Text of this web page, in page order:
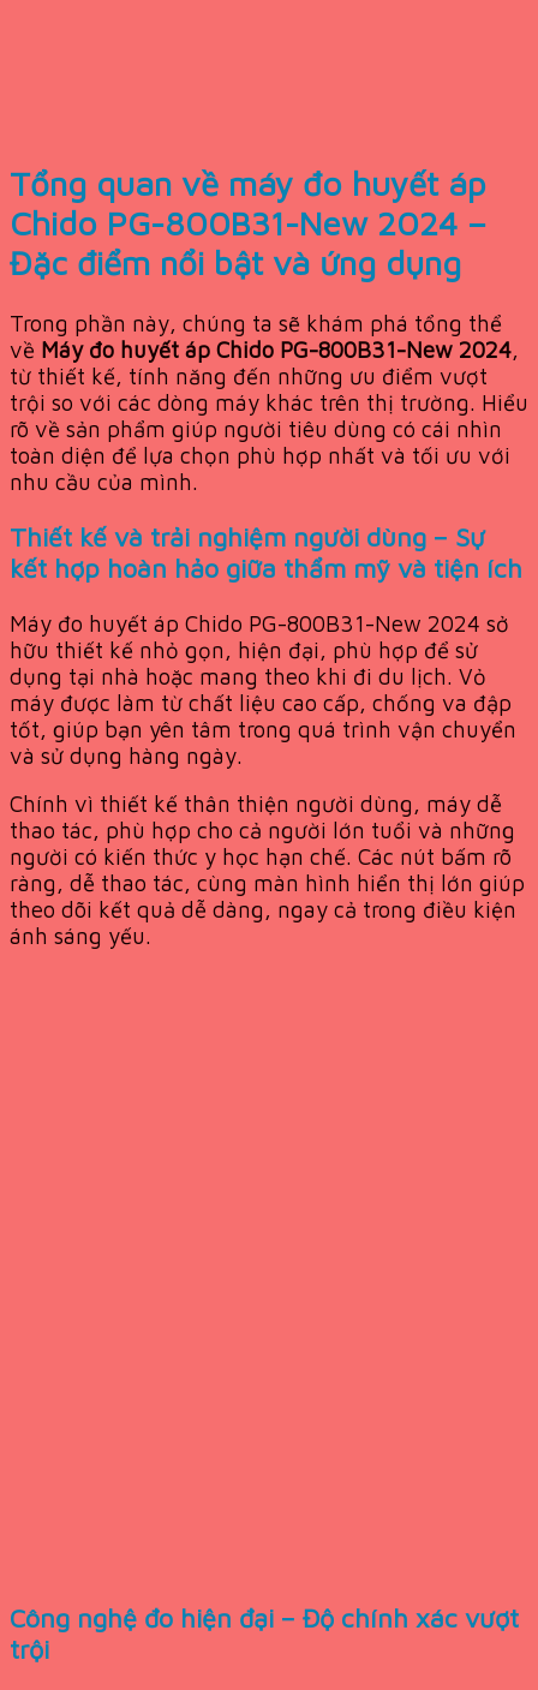
Tổng quan về máy đo huyết áp
Chido PG-800B31-New 2024 –
Đặc điểm nổi bật và ứng dụng
Trong phần này, chúng ta sẽ khám phá tổng thể
về Máy đo huyết áp Chido PG-800B31-New 2024,
từ thiết kế, tính năng đến những ưu điểm vượt
trội so với các dòng máy khác trên thị trường. Hiểu
rõ về sản phẩm giúp người tiêu dùng có cái nhìn
toàn diện để lựa chọn phù hợp nhất và tối ưu với
nhu cầu của mình.
Thiết kế và trải nghiệm người dùng – Sự
kết hợp hoàn hảo giữa thẩm mỹ và tiện ích
Máy đo huyết áp Chido PG-800B31-New 2024 sở
hữu thiết kế nhỏ gọn, hiện đại, phù hợp để sử
dụng tại nhà hoặc mang theo khi đi du lịch. Vỏ
máy được làm từ chất liệu cao cấp, chống va đập
tốt, giúp bạn yên tâm trong quá trình vận chuyển
và sử dụng hàng ngày.
Chính vì thiết kế thân thiện người dùng, máy dễ
thao tác, phù hợp cho cả người lớn tuổi và những
người có kiến thức y học hạn chế. Các nút bấm rõ
ràng, dễ thao tác, cùng màn hình hiển thị lớn giúp
theo dõi kết quả dễ dàng, ngay cả trong điều kiện
ánh sáng yếu.
Công nghệ đo hiện đại – Độ chính xác vượt
trội